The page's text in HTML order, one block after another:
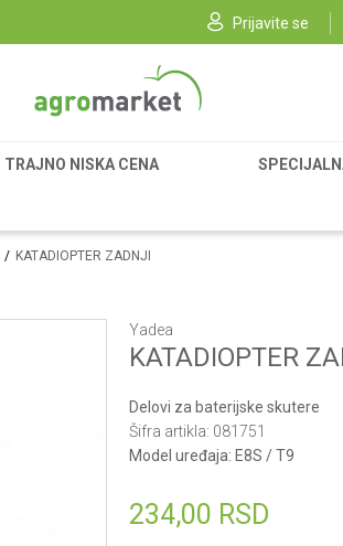
Prijavite se
TRAJNO NISKA CENA
KATADIOPTER ZADNJI
Yadea
KATADIOPTER
Delovi za baterijske skutere
Šifra artikla: 081751
Model uređaja: E8S / T9
234,00 RSD